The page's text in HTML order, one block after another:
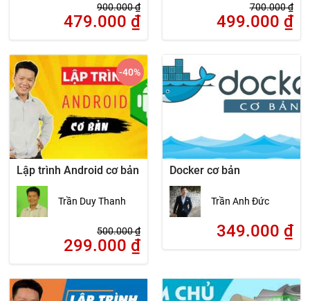
900.000₫
479.000 ₫
700.000₫
499.000 ₫
Lập trình Android cơ bản
Trần Duy Thanh
500.000₫
299.000 ₫
-40%
Docker cơ bản
Trần Anh Đức
349.000 ₫